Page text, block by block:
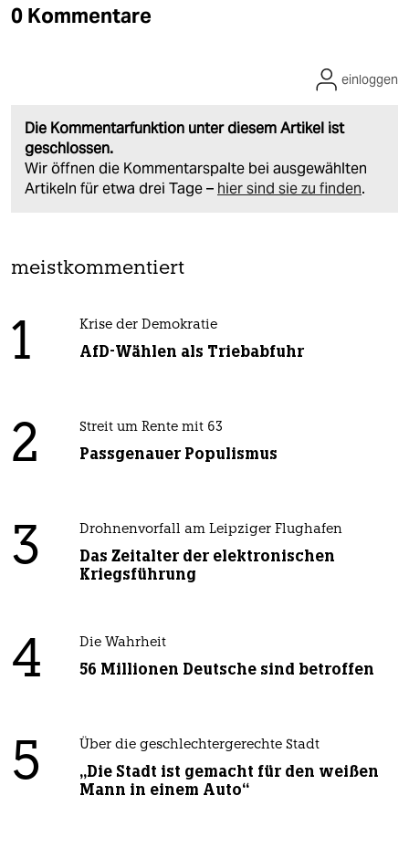
0 Kommentare
Die Kommentarfunktion unter diesem Artikel ist
geschlossen.
Wir öffnen die Kommentarspalte bei ausgewählten
Artikeln für etwa drei Tage – hier sind sie zu finden.
einloggen
meistkommentiert
1 Krise der Demokratie
AfD-Wählen als Triebabfuhr
2 Streit um Rente mit 63
Passgenauer Populismus
3 Drohnenvorfall am Leipziger Flughafen
Das Zeitalter der elektronischen
Kriegsführung
4 Die Wahrheit
56 Millionen Deutsche sind betroffen
5 Über die geschlechtergerechte Stadt
„Die Stadt ist gemacht für den weißen
Mann in einem Auto“